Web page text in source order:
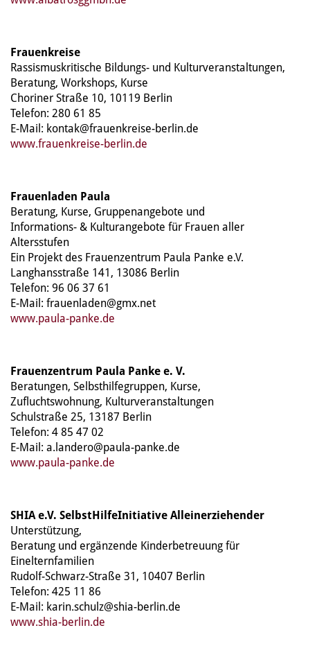
Frauenkreise
Rassismuskritische Bildungs- und Kulturveranstaltungen,
Beratung, Workshops, Kurse
Choriner Straße 10, 10119 Berlin
Telefon: 280 61 85
E-Mail: kontak@frauenkreise-berlin.de
www.frauenkreise-berlin.de
Frauenladen Paula
Beratung, Kurse, Gruppenangebote und
Informations- & Kulturangebote für Frauen aller
Altersstufen
Ein Projekt des Frauenzentrum Paula Panke e.V.
Langhansstraße 141, 13086 Berlin
Telefon: 96 06 37 61
E-Mail: frauenladen@gmx.net
www.paula-panke.de
Frauenzentrum Paula Panke e. V.
Beratungen, Selbsthilfegruppen, Kurse,
Zufluchtswohnung, Kulturveranstaltungen
Schulstraße 25, 13187 Berlin
Telefon: 4 85 47 02
E-Mail: a.landero@paula-panke.de
www.paula-panke.de
SHIA e.V. SelbstHilfeInitiative Alleinerziehender
Unterstützung,
Beratung und ergänzende Kinderbetreuung für
Einelternfamilien
Rudolf-Schwarz-Straße 31, 10407 Berlin
Telefon: 425 11 86
E-Mail: karin.schulz@shia-berlin.de
www.shia-berlin.de